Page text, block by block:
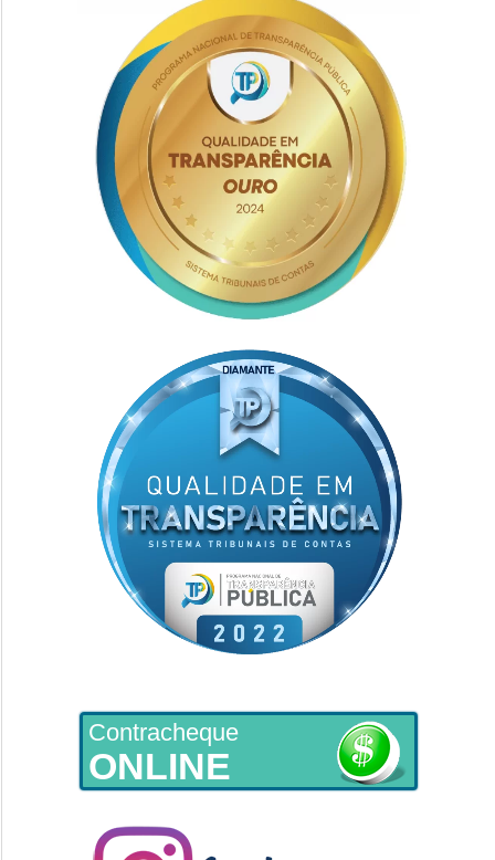
Contracheque
ONLINE